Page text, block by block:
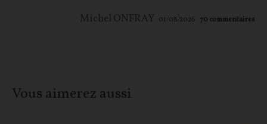
Michel ONFRAY 01/08/2026 70 commentaires
Vous aimerez aussi